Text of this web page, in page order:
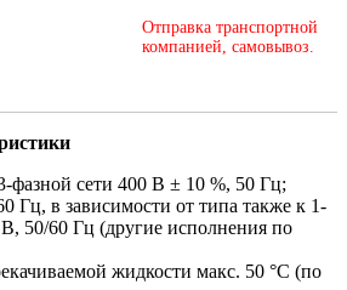
Отправка транспортной
компанией, самовывоз.
фазной сети 400 В ± 10 %, 50 Гц;
Гц, в зависимости от типа также к 1-
50/60 Гц (другие исполнения по
жидкости макс. 50 °C (по